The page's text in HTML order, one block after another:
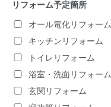
リフォーム予定箇所
オール電化リフォーム
キッチンリフォーム
トイレリフォーム
浴室・洗面リフォーム
玄関リフォーム